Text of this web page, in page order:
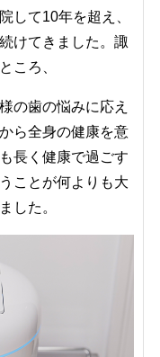
して10年を超え、
けてきました。諏
ころ、
の歯の悩みに応え
ら全身の健康を意
長く健康で過ごす
ことが何よりも大
した。